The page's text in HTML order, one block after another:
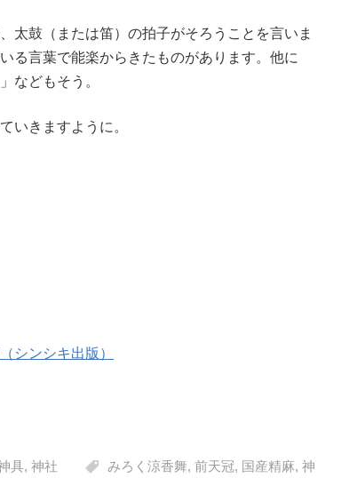
太鼓（または笛）の拍子がそろうことを言いま
る言葉で能楽からきたものがあります。他に
などもそう。
いきますように。
シンシキ出版）
具, 神社 みろく涼香舞, 前天冠, 国産精麻, 神